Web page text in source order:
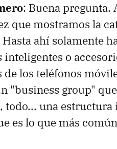
: Buena pregunta.
que mostramos la
ahí solamente
inteligentes o
de los teléfonos
"business group"
todo... una
es lo que más